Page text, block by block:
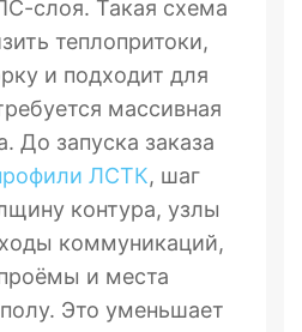
слоя. Такая схема
теплопритоки,
и подходит для
массивная
До запуска заказа
ЛСТК, шаг
контура, узлы
коммуникаций,
и места
Это уменьшает